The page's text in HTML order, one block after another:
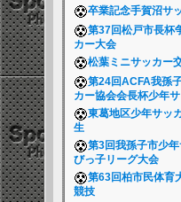
卒業記念手賀沼サ
第37回松戸市長杯
カー大会
松葉ミニサッカー
第24回ACFA我孫
カー協会会長杯少年
東葛地区少年サッ
生
第3回我孫子市少
びっ子リーグ大会
第63回柏市民体育
競技